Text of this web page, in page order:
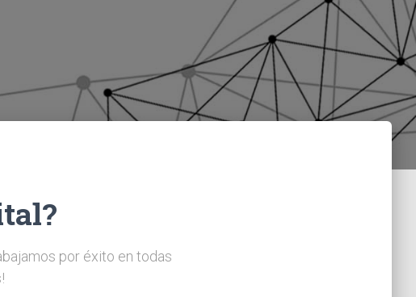
por éxito en todas